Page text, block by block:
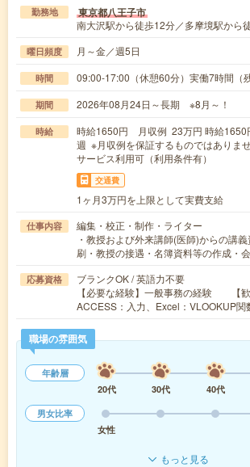
勤務地 東京都八王子市
南大沢駅から徒歩12分／多摩境駅から
曜日頻度 月～金／週5日
時間 09:00-17:00（休憩60分）実働7時間（
期間 2026年08月24日～長期 ※8月～！
時給
時給1650円 月収例 23万円 時給1650
週 ※月収例を保証するものではありま
サービス利用可（利用条件有）
交通費
1ヶ月3万円を上限として実費支給
仕事内容
編集・校正・制作・ライター
・教授および外来講師(医師)からの講
刷・教授の接遇・名簿資料等の作成
応募資格
ブランクOK / 英語力不要
【必要な経験】一般事務の経験 【歓
ACCESS：入力、Excel：VLOOKUP
職場の雰囲気
年齢層
20代
30代 40代
男女比率
女性
もっと見る